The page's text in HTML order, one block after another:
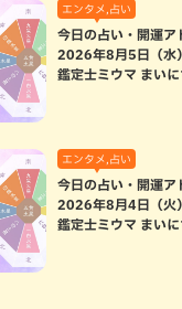
エンタメ,占い
今日の占い・開運ア
2026年8月5日（水
鑑定士ミウマ まい
エンタメ,占い
今日の占い・開運ア
2026年8月4日（火
鑑定士ミウマ まい